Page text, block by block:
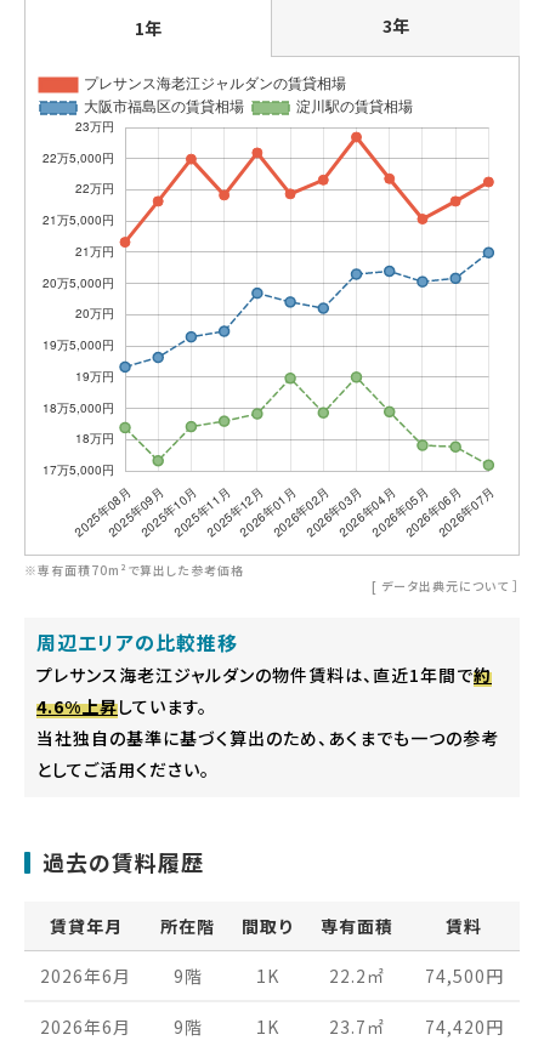
1年 3年
※専有面積70m²で算出した参考価格
[ データ出典元について ］
周辺エリアの比較推移
プレサンス海老江ジャルダンの物件賃料は、直近1年間で約
4.6%上昇しています。
当社独自の基準に基づく算出のため、あくまでも一つの参考
としてご活用ください。
過去の賃料履歴
賃貸年月 所在階 間取り 専有面積 賃料
2026年6月 9階 1K 22.2 ㎡ 74,500円
2026年6月 9階 1K 23.7 ㎡ 74,420円